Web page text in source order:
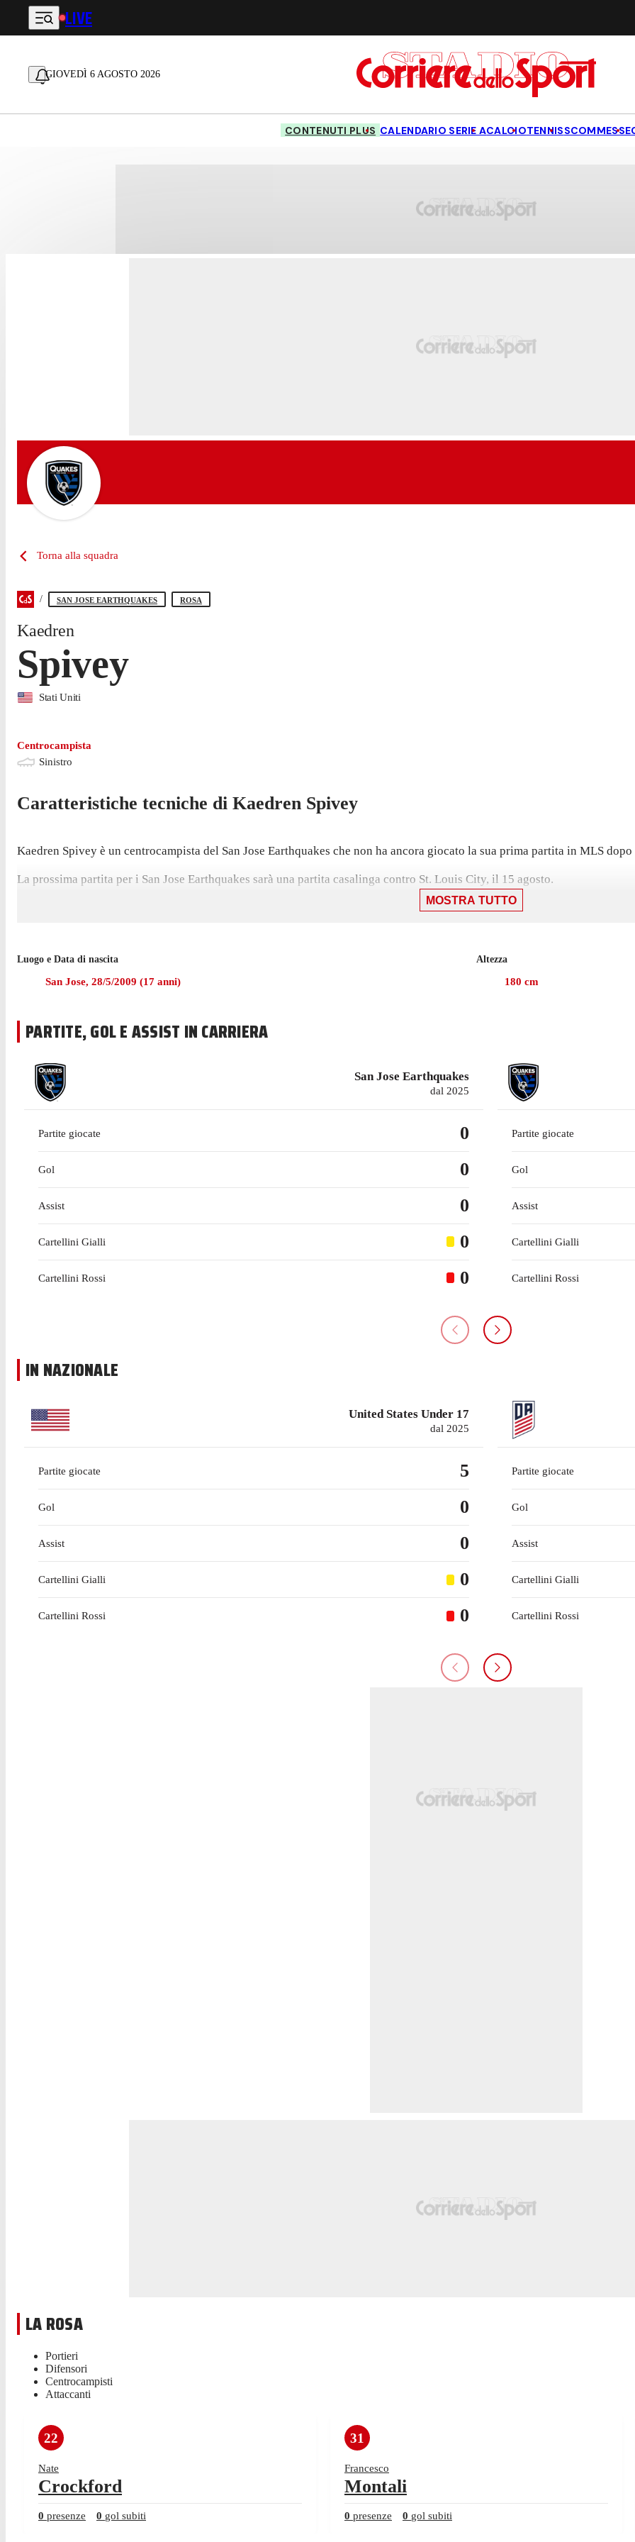
Vai al contenuto principale
LIVE
GIOVEDÌ 6 AGOSTO 2026
CONTENUTI PLUS CALENDARIO SERIE ACALCIOTENNISSCOMMESSE
Torna alla squadra
SAN JOSE EARTHQUAKES ROSA
Kaedren
Spivey
Stati Uniti
Centrocampista
Sinistro
Caratteristiche tecniche di Kaedren Spivey
Kaedren Spivey è un centrocampista del San Jose Earthquakes che non ha ancora giocato la sua prima partita in MLS
La prossima partita per i San Jose Earthquakes sarà una partita casalinga contro St. Louis City, il 15 agosto.
Spivey non ha giocato nemmeno una partita di MLS nell'ultima stagione con i San Jose Earthquakes.
campionato, con 3 gol e 3 assist.
MOSTRA TUTTO
Luogo e Data di nascita
San Jose, 28/5/2009 (17 anni)
Altezza
180 cm
PARTITE, GOL E ASSIST IN CARRIERA
San Jose Earthquakes
dal 2025
Partite giocate 0
Gol 0
Assist 0
Cartellini Gialli 0
Cartellini Rossi 0
Partite giocate
Gol
Assist
Cartellini Gialli
Cartellini Rossi
IN NAZIONALE
United States Under 17
dal 2025
Partite giocate 5
Gol 0
Assist 0
Cartellini Gialli 0
Cartellini Rossi 0
Partite giocate
Gol
Assist
Cartellini Gialli
Cartellini Rossi
LA ROSA
Portieri
Difensori
Centrocampisti
Attaccanti
22
Nate
Crockford
0 presenze 0 gol subiti
31
Francesco
Montali
0 presenze 0 gol subiti